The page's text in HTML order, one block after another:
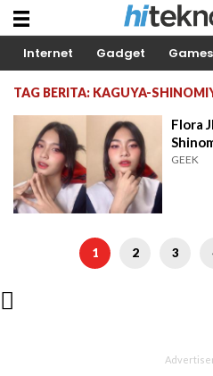
Internet Gadget Games
TAG BERITA: KAGUYA-
Flora
GEEK
1 2 3
